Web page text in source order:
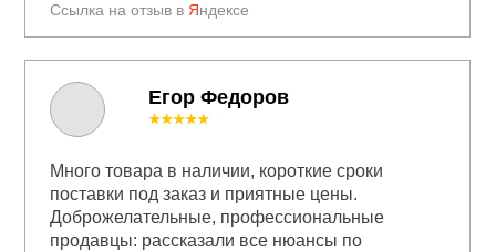
Ссылка на отзыв в Яндексе
Егор Федоров
★★★★★
Много товара в наличии, короткие сроки
поставки под заказ и приятные цены.
Доброжелательные, профессиональные
продавцы: рассказали все нюансы по